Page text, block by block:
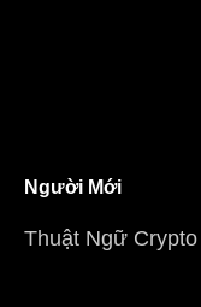
Người Mới
Thuật Ngữ Crypto